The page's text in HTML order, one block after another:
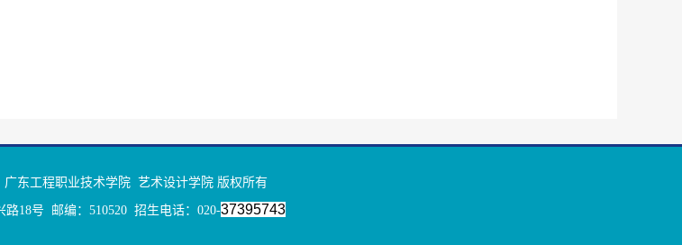
广东工程职业技术学院 艺术设计学院 版权所有
路18号 邮编：510520 招生电话：020-37395743